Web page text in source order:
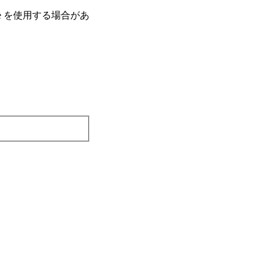
使⽤する場合があ